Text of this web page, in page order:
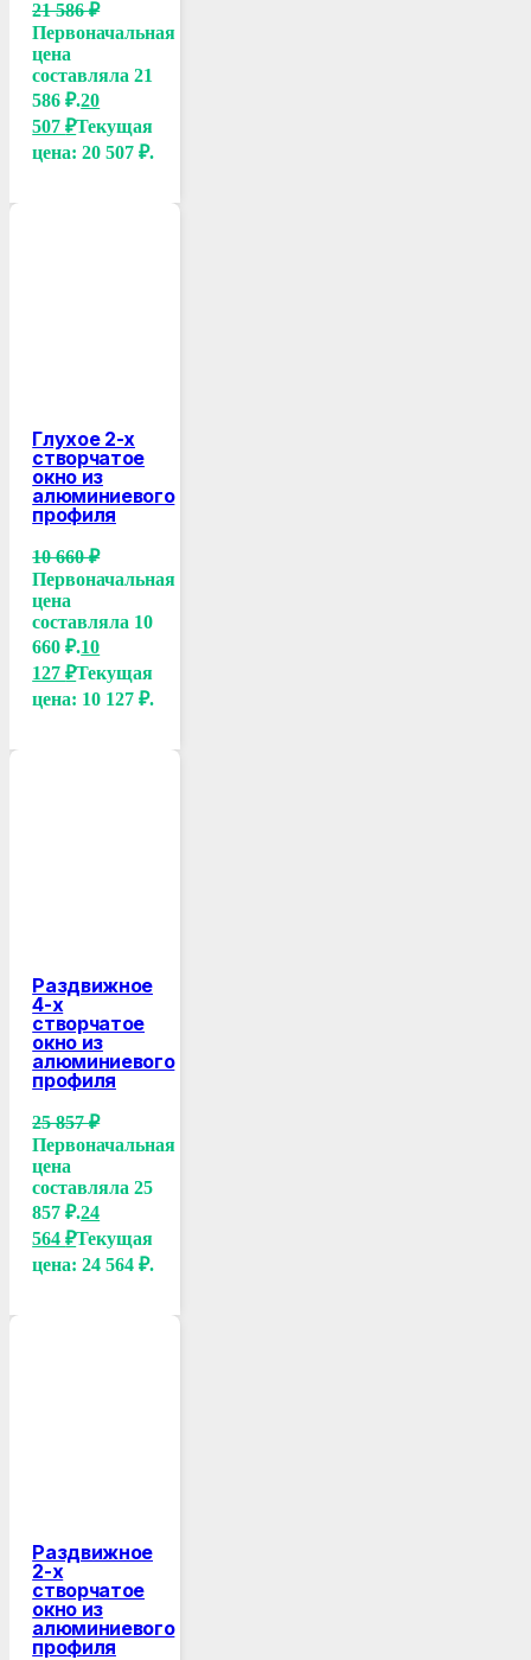
21 586₽
Первоначальная
цена
составляла 21
586 ₽.20
507₽Текущая
цена: 20 507 ₽.
Глухое 2-х
створчатое
окно из
алюминиевого
профиля
10 660₽
Первоначальная
цена
составляла 10
660 ₽.10
127₽Текущая
цена: 10 127 ₽.
Раздвижное
4-х
створчатое
окно из
алюминиевого
профиля
25 857₽
Первоначальная
цена
составляла 25
857 ₽.24
564₽Текущая
цена: 24 564 ₽.
Раздвижное
2-х
створчатое
окно из
алюминиевого
профиля